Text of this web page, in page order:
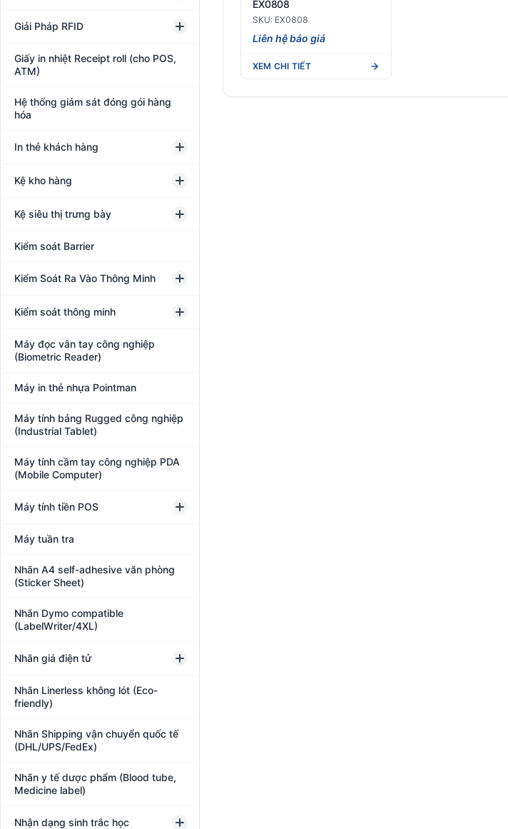
Giải Pháp RFID
Giấy in nhiệt Receipt roll (cho POS,
ATM)
Hệ thống giám sát đóng gói hàng
hóa
In thẻ khách hàng
Kệ kho hàng
Kệ siêu thị trưng bày
Kiểm soát Barrier
Kiểm Soát Ra Vào Thông Minh
Kiểm soát thông minh
Máy đọc vân tay công nghiệp
(Biometric Reader)
Máy in thẻ nhựa Pointman
Máy tính bảng Rugged công nghiệp
(Industrial Tablet)
Máy tính cầm tay công nghiệp PDA
(Mobile Computer)
Máy tính tiền POS
Máy tuần tra
Nhãn A4 self-adhesive văn phòng
(Sticker Sheet)
Nhãn Dymo compatible
(LabelWriter/4XL)
Nhãn giá điện tử
Nhãn Linerless không lót (Eco-
friendly)
Nhãn Shipping vận chuyển quốc tế
(DHL/UPS/FedEx)
Nhãn y tế dược phẩm (Blood tube,
Medicine label)
Nhận dạng sinh trắc học
EX0808
SKU: EX0808
Liên hệ báo giá
XEM CHI TIẾT